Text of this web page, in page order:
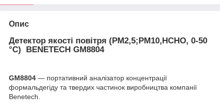
Опис
Детектор якості повітря (PM2,5;PM10,HCHO, 0-50
°C) BENETECH GM8804
GM8804 — портативний аналізатор концентрації
формальдегіду та твердих частинок виробництва компанії
Benetech.